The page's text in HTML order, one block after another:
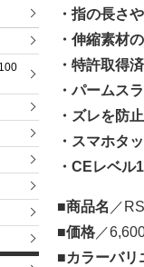
・指の長さ
・伸縮素材
・特許取得
・パームス
・ズレを防
・スマホタ
・CEレベル1
■商品名 ／
■価格 ／
■カラーバリ